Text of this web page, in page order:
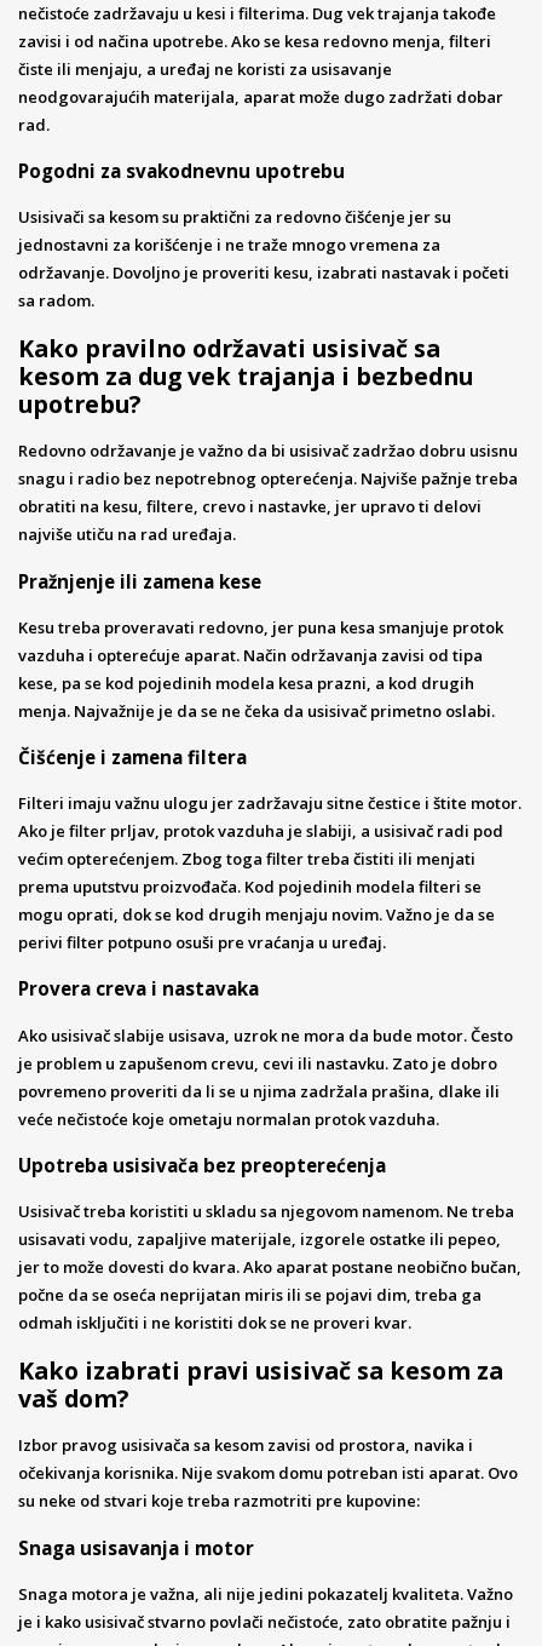
nečistoće zadržavaju u kesi i filterima. Dug vek trajanja takođe
zavisi i od načina upotrebe. Ako se kesa redovno menja, filteri
čiste ili menjaju, a uređaj ne koristi za usisavanje
neodgovarajućih materijala, aparat može dugo zadržati dobar
rad.
Pogodni za svakodnevnu upotrebu
Usisivači sa kesom su praktični za redovno čišćenje jer su
jednostavni za korišćenje i ne traže mnogo vremena za
održavanje. Dovoljno je proveriti kesu, izabrati nastavak i početi
sa radom.
Kako pravilno održavati usisivač sa
kesom za dug vek trajanja i bezbednu
upotrebu?
Redovno održavanje je važno da bi usisivač zadržao dobru usisnu
snagu i radio bez nepotrebnog opterećenja. Najviše pažnje treba
obratiti na kesu, filtere, crevo i nastavke, jer upravo ti delovi
najviše utiču na rad uređaja.
Pražnjenje ili zamena kese
Kesu treba proveravati redovno, jer puna kesa smanjuje protok
vazduha i opterećuje aparat. Način održavanja zavisi od tipa
kese, pa se kod pojedinih modela kesa prazni, a kod drugih
menja. Najvažnije je da se ne čeka da usisivač primetno oslabi.
Čišćenje i zamena filtera
Filteri imaju važnu ulogu jer zadržavaju sitne čestice i štite motor.
Ako je filter prljav, protok vazduha je slabiji, a usisivač radi pod
većim opterećenjem. Zbog toga filter treba čistiti ili menjati
prema uputstvu proizvođača. Kod pojedinih modela filteri se
mogu oprati, dok se kod drugih menjaju novim. Važno je da se
perivi filter potpuno osuši pre vraćanja u uređaj.
Provera creva i nastavaka
Ako usisivač slabije usisava, uzrok ne mora da bude motor. Često
je problem u zapušenom crevu, cevi ili nastavku. Zato je dobro
povremeno proveriti da li se u njima zadržala prašina, dlake ili
veće nečistoće koje ometaju normalan protok vazduha.
Upotreba usisivača bez preopterećenja
Usisivač treba koristiti u skladu sa njegovom namenom. Ne treba
usisavati vodu, zapaljive materijale, izgorele ostatke ili pepeo,
jer to može dovesti do kvara. Ako aparat postane neobično bučan,
počne da se oseća neprijatan miris ili se pojavi dim, treba ga
odmah isključiti i ne koristiti dok se ne proveri kvar.
Kako izabrati pravi usisivač sa kesom za
vaš dom?
Izbor pravog usisivača sa kesom zavisi od prostora, navika i
očekivanja korisnika. Nije svakom domu potreban isti aparat. Ovo
su neke od stvari koje treba razmotriti pre kupovine:
Snaga usisavanja i motor
Snaga motora je važna, ali nije jedini pokazatelj kvaliteta. Važno
je i kako usisivač stvarno povlači nečistoće, zato obratite pažnju i